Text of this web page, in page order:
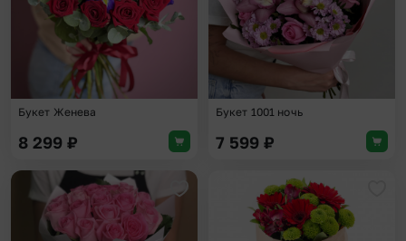
Букет Женева
8 299 ₽
Букет 1001 ночь
7 599 ₽
Добавить в избранное